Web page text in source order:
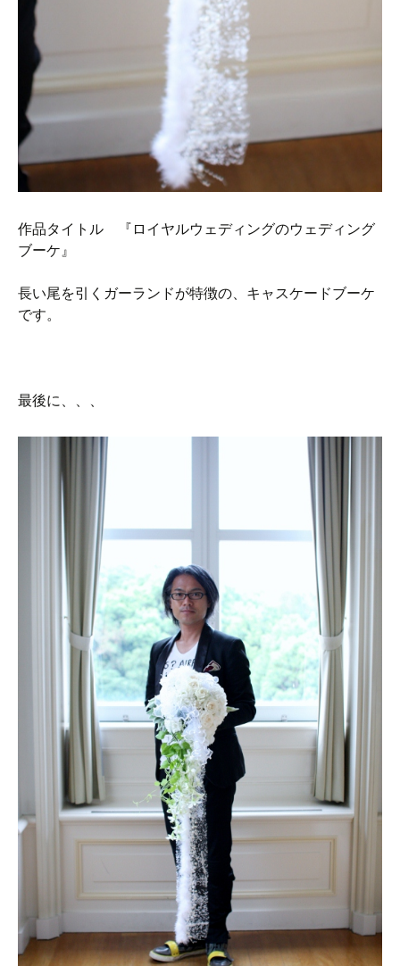
作品タイトル 『ロイヤルウェディングのウェディング
ブーケ』
長い尾を引くガーランドが特徴の、キャスケードブーケ
です。
最後に、、、